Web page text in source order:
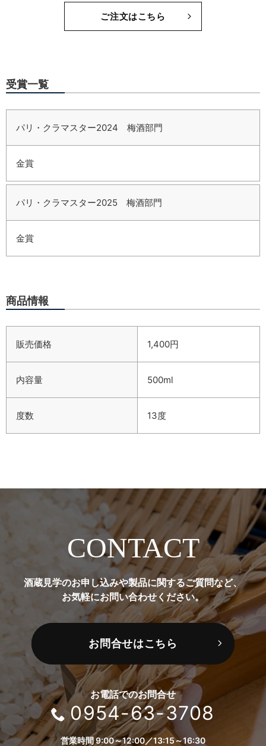
ご注文はこちら
受賞一覧
パリ・クラマスター2024 梅酒部門
金賞
パリ・クラマスター2025 梅酒部門
金賞
商品情報
販売価格 1,400円
内容量 500ml
度数 13度
CONTACT
酒蔵見学のお申し込みや製品に関するご質問など、
お気軽にお問い合わせください。
お問合せはこちら
お電話でのお問合せ
0954-63-3708
営業時間 9:00～12:00／13:15～16:30